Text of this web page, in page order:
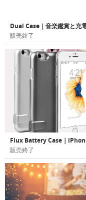
販売終了
販売終了